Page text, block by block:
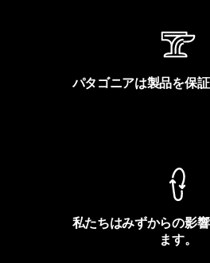
パタゴニアは製品を保証
私たちはみずからの影
ます。